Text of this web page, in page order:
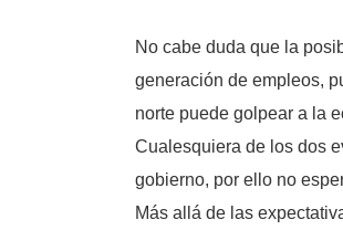
No cabe duda que la
generación de empleos,
norte puede golpear a la
Cualesquiera de los dos
gobierno, por ello no
Más allá de las